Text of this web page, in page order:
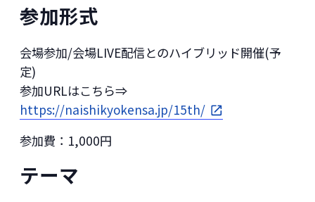
参加形式
会場参加/会場LIVE配信とのハイブリッド開催(予
定)
参加URLはこちら⇒
https://naishikyokensa.jp/15th/
参加費：1,000円
テーマ